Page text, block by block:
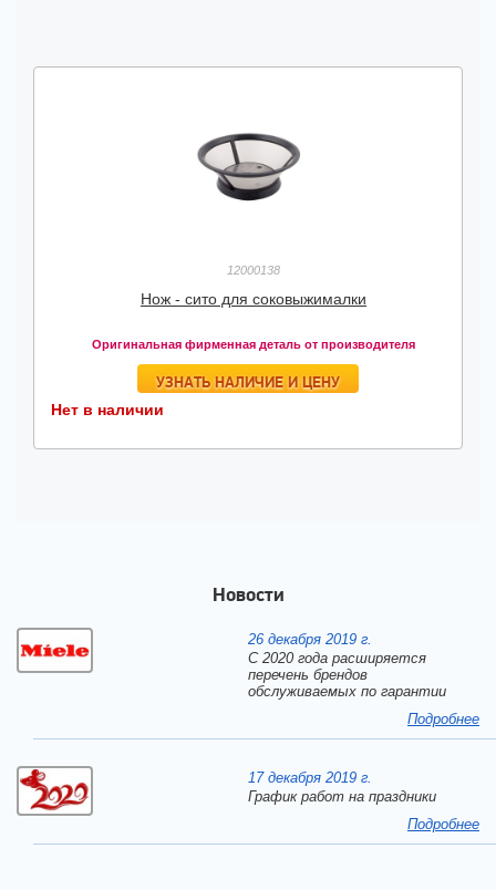
12000138
Нож - сито для соковыжималки
Оригинальная фирменная деталь от производителя
УЗНАТЬ НАЛИЧИЕ И ЦЕНУ
Нет в наличии
Новости
26 декабря 2019 г.
С 2020 года расширяется
перечень брендов
обслуживаемых по гарантии
Подробнее
17 декабря 2019 г.
График работ на праздники
Подробнее